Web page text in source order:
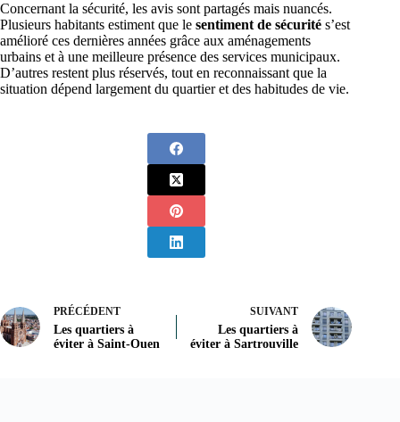
Concernant la sécurité, les avis sont partagés mais nuancés.
Plusieurs habitants estiment que le sentiment de sécurité s’est
amélioré ces dernières années grâce aux aménagements
urbains et à une meilleure présence des services municipaux.
D’autres restent plus réservés, tout en reconnaissant que la
situation dépend largement du quartier et des habitudes de vie.
PRÉCÉDENT
Les quartiers à
éviter à Saint-Ouen
SUIVANT
Les quartiers à
éviter à Sartrouville